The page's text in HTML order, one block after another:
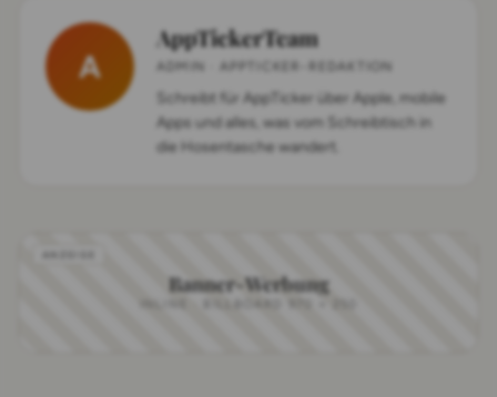
A
AppTickerTeam
Schreibt für AppTicker über Apple, mobile
Apps und alles, was vom Schreibtisch in
die Hosentasche wandert.
Banner-Werbung